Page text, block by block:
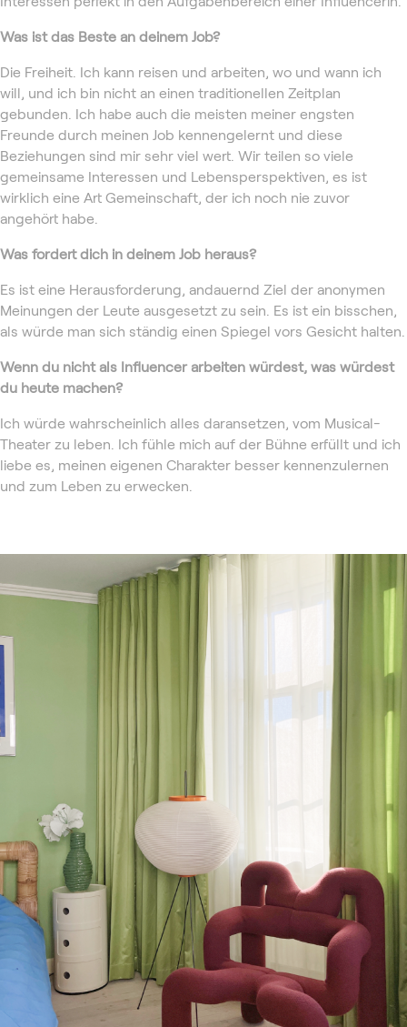
Was ist das Beste an deinem Job?
Die Freiheit. Ich kann reisen und arbeiten, wo und wann ich
will, und ich bin nicht an einen traditionellen Zeitplan
gebunden. Ich habe auch die meisten meiner engsten
Freunde durch meinen Job kennengelernt und diese
Beziehungen sind mir sehr viel wert. Wir teilen so viele
gemeinsame Interessen und Lebensperspektiven, es ist
wirklich eine Art Gemeinschaft, der ich noch nie zuvor
angehört habe.
Was fordert dich in deinem Job heraus?
Es ist eine Herausforderung, andauernd Ziel der anonymen
Meinungen der Leute ausgesetzt zu sein. Es ist ein bisschen,
als würde man sich ständig einen Spiegel vors Gesicht halten.
Wenn du nicht als Influencer arbeiten würdest, was würdest
du heute machen?
Ich würde wahrscheinlich alles daransetzen, vom Musical-
Theater zu leben. Ich fühle mich auf der Bühne erfüllt und ich
liebe es, meinen eigenen Charakter besser kennenzulernen
und zum Leben zu erwecken.